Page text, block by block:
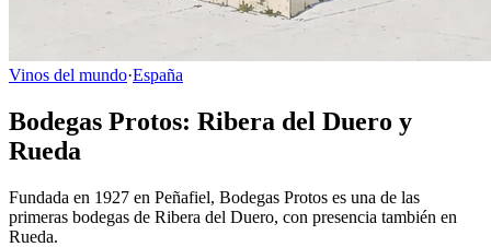
Vinos del mundo·España
Bodegas Protos: Ribera del Duero y
Rueda
Fundada en 1927 en Peñafiel, Bodegas Protos es una de las
primeras bodegas de Ribera del Duero, con presencia también en
Rueda.